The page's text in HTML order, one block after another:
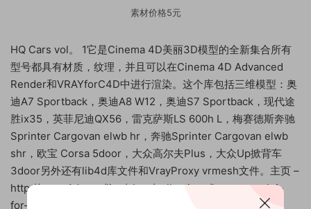
素材价格5元
HQ Cars vol。 1它是Cinema 4D美丽3D模型的全新集合所有
型号都具有材质，纹理，并且可以在Cinema 4D Advanced
Render和VRAYforC4D中进行渲染。这个库包括三维模型：奥
迪A7 Sportback，奥迪A8 W12，奥迪S7 Sportback，现代途
胜ix35，英菲尼迪QX56，雷克萨斯LS 600h L，梅赛德斯奔驰
Sprinter Cargovan elwb hr，奔驰Sprinter Cargovan elwb
shr，欧宝 Corsa 5door，大众高尔夫Plus，大众Up掀背车
3door另外还有lib4d库文件和VrayProxy vrmesh文件。主页 –
http://vrayc4d.com/live/shop/collections/hq-cars-vol-1-
for-cinema4d/